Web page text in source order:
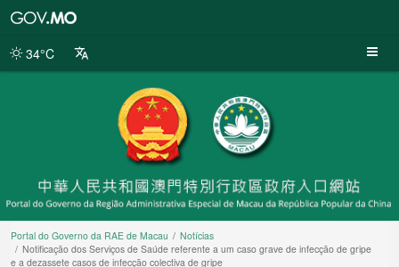
da
34°C
Portal do Governo da RAE de Macau
Notícias
Notificação dos Serviços de Saúde referente a um caso grave de infecção de gripe
e a dezassete casos de infecção colectiva de gripe